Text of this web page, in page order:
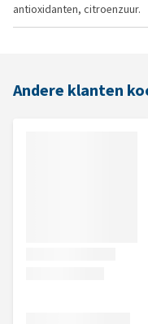
antioxidanten, citroenzuur.
Andere klanten